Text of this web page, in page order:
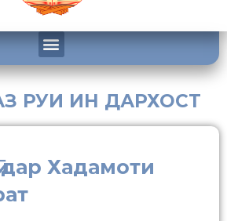
РУИ ИН ДАРХОСТ
дар Хадамоти